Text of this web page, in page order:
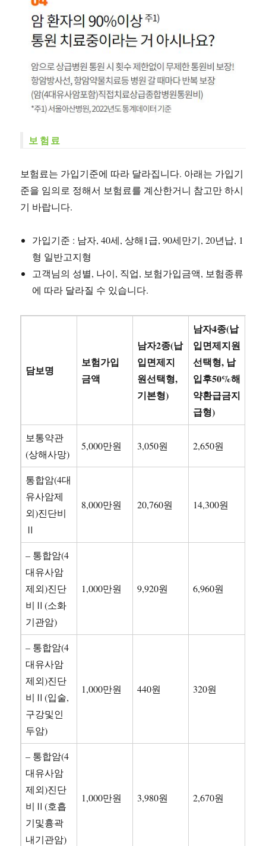
보험료
보험료는 가입기준에 따라 달라집니다. 아래는 가입기
준을 임의로 정해서 보험료를 계산한거니 참고만 하시
기 바랍니다.
가입기준 : 남자, 40세, 상해1급, 90세만기, 20년납, 1
형 일반고지형
고객님의 성별, 나이, 직업, 보험가입금액, 보험종류
에 따라 달라질 수 있습니다.
담보명
보험가입
금액
남자2종(납
입면제지
원선택형,
기본형)
남자4종(납
입면제지원
선택형, 납
입후50%해
약환급금지
급형)
보통약관
(상해사망)
5,000만원 3,050원 2,650원
통합암(4대
유사암제
외)진단비
Ⅱ
8,000만원 20,760원 14,300원
– 통합암(4
대유사암
제외)진단
비Ⅱ(소화
기관암)
1,000만원 9,920원 6,960원
– 통합암(4
대유사암
제외)진단
비Ⅱ(입술,
구강및인
두암)
1,000만원 440원 320원
– 통합암(4
대유사암
제외)진단
비Ⅱ(호흡
기및흉곽
내기관암)
1,000만원 3,980원 2,670원